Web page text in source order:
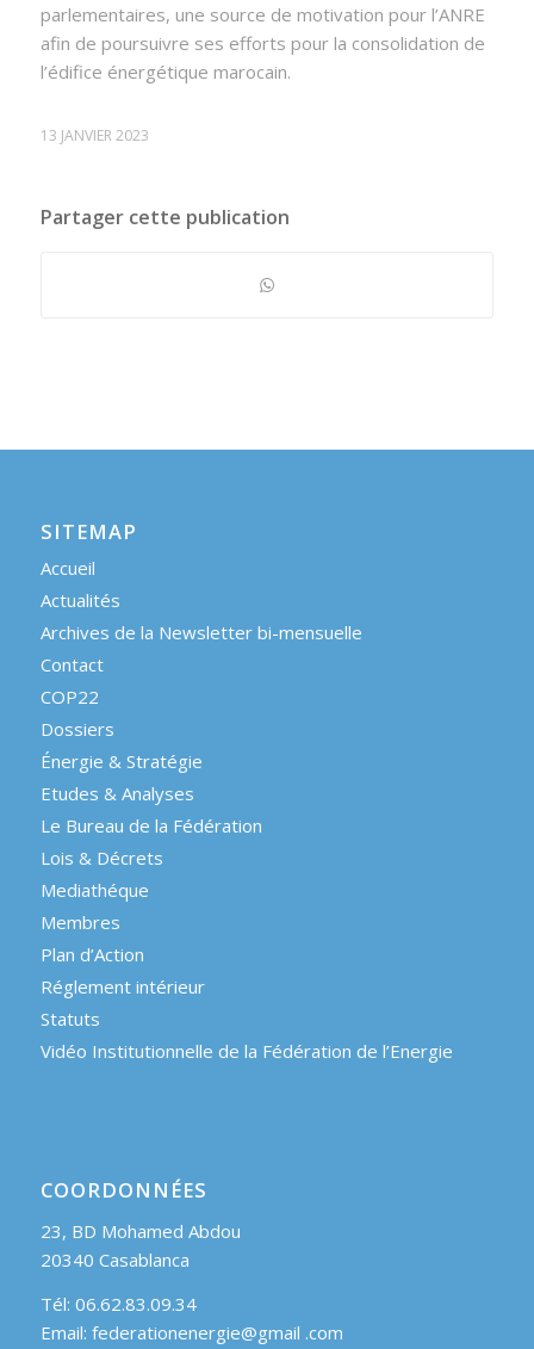
parlementaires, une source de motivation pour l’ANRE
afin de poursuivre ses efforts pour la consolidation de
l’édifice énergétique marocain.
13 JANVIER 2023
Partager cette publication
SITEMAP
Accueil
Actualités
Archives de la Newsletter bi-mensuelle
Contact
COP22
Dossiers
Énergie & Stratégie
Etudes & Analyses
Le Bureau de la Fédération
Lois & Décrets
Mediathéque
Membres
Plan d’Action
Réglement intérieur
Statuts
Vidéo Institutionnelle de la Fédération de l’Energie
COORDONNÉES
23, BD Mohamed Abdou
20340 Casablanca
Tél: 06.62.83.09.34
Email: federationenergie@gmail .com